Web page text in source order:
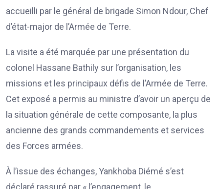
accueilli par le général de brigade Simon Ndour, Chef
d’état-major de l’Armée de Terre.
La visite a été marquée par une présentation du
colonel Hassane Bathily sur l’organisation, les
missions et les principaux défis de l’Armée de Terre.
Cet exposé a permis au ministre d’avoir un aperçu de
la situation générale de cette composante, la plus
ancienne des grands commandements et services
des Forces armées.
À l’issue des échanges, Yankhoba Diémé s’est
déclaré rassuré par « l’engagement, le